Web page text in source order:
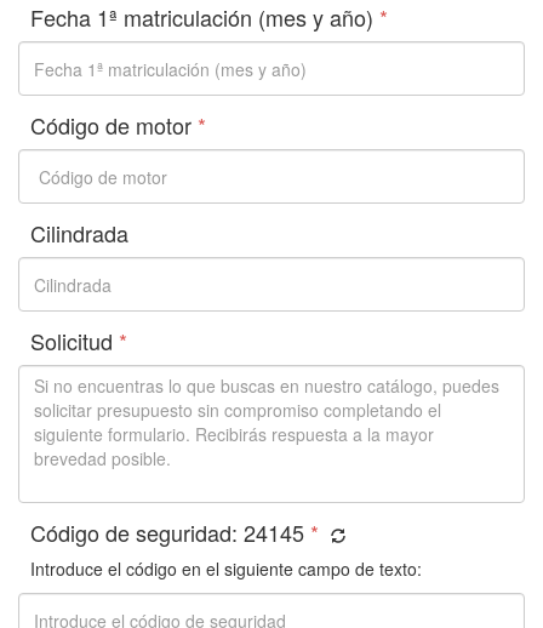
Fecha 1ª matriculación (mes y año) *
Código de motor *
Cilindrada
Solicitud *
Código de seguridad: 24145 *
Introduce el código en el siguiente campo de texto: